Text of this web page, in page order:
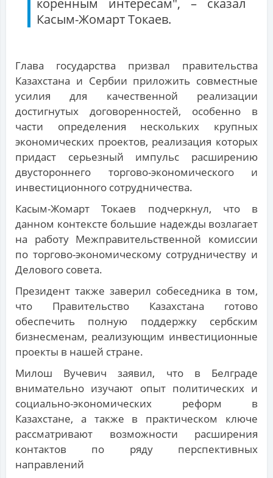
коренным интересам", – сказал
Касым-Жомарт Токаев.
Глава государства призвал правительства
Казахстана и Сербии приложить совместные
усилия для качественной реализации
достигнутых договоренностей, особенно в
части определения нескольких крупных
экономических проектов, реализация которых
придаст серьезный импульс расширению
двустороннего торгово-экономического и
инвестиционного сотрудничества.
Касым-Жомарт Токаев подчеркнул, что в
данном контексте большие надежды возлагает
на работу Межправительственной комиссии
по торгово-экономическому сотрудничеству и
Делового совета.
Президент также заверил собеседника в том,
что Правительство Казахстана готово
обеспечить полную поддержку сербским
бизнесменам, реализующим инвестиционные
проекты в нашей стране.
Милош Вучевич заявил, что в Белграде
внимательно изучают опыт политических и
социально-экономических реформ в
Казахстане, а также в практическом ключе
рассматривают возможности расширения
контактов по ряду перспективных
направлений